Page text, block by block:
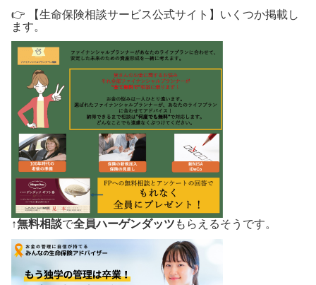
👉 【生命保険相談サービス公式サイト】いくつか掲載し
ます。
↑無料相談で全員ハーゲンダッツ もらえるそうです。